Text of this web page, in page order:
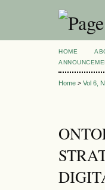
HOME
Home > Vol 6,